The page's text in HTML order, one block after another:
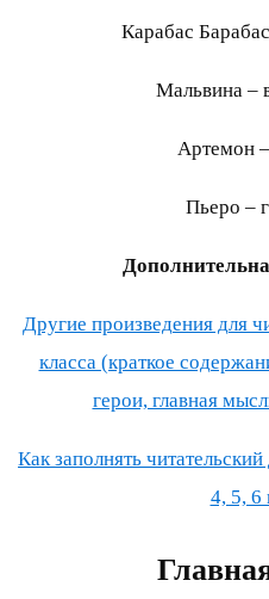
Карабас
Мальвина –
Артемон
Пьеро –
Другие произведения для
класса (краткое
герои, главная
Как заполнять
4, 5, 6